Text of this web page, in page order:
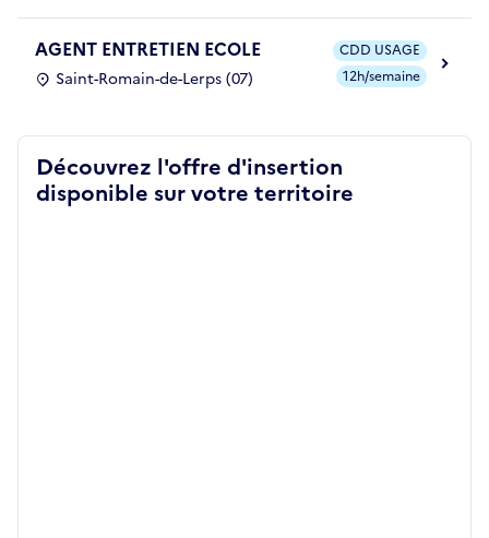
AGENT ENTRETIEN ECOLE
Saint-Romain-de-Lerps (07)
CDD USAGE
12h/semaine
Découvrez l'offre d'insertion
disponible sur votre territoire